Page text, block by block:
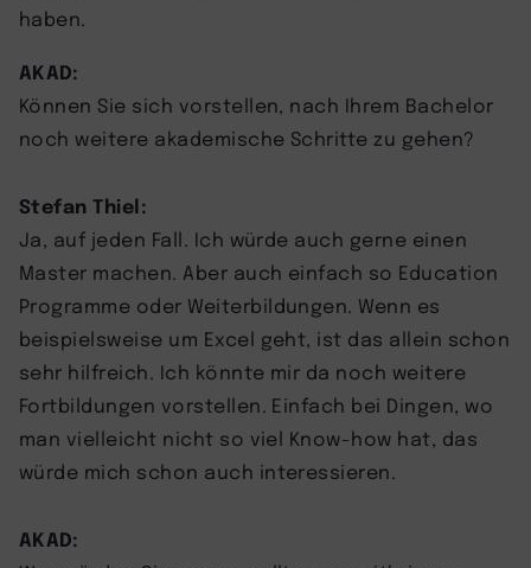
haben.
AKAD:
Können Sie sich vorstellen, nach Ihrem Bachelor
noch weitere akademische Schritte zu gehen?
Stefan Thiel:
Ja, auf jeden Fall. Ich würde auch gerne einen
Master machen. Aber auch einfach so Education
Programme oder Weiterbildungen. Wenn es
beispielsweise um Excel geht, ist das allein schon
sehr hilfreich. Ich könnte mir da noch weitere
Fortbildungen vorstellen. Einfach bei Dingen, wo
man vielleicht nicht so viel Know-how hat, das
würde mich schon auch interessieren.
AKAD: